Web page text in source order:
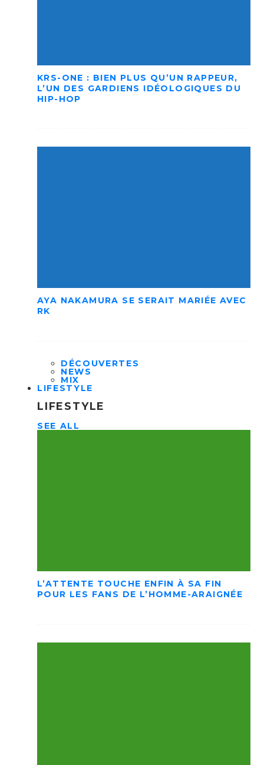
KRS-ONE : BIEN PLUS QU’UN RAPPEUR,
L’UN DES GARDIENS IDÉOLOGIQUES DU
HIP-HOP
AYA NAKAMURA SE SERAIT MARIÉE AVEC
RK
DÉCOUVERTES
NEWS
MIX
LIFESTYLE
LIFESTYLE
SEE ALL
L’ATTENTE TOUCHE ENFIN À SA FIN
POUR LES FANS DE L’HOMME-ARAIGNÉE